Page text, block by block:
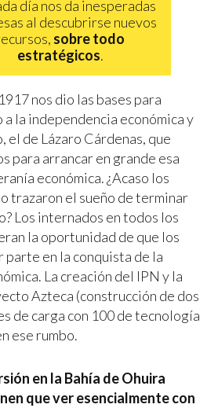
día nos da inesperadas
al descubrirse nuevos
sobre todo
estratégicos.
nos dio las bases para
a la independencia económica y
el de Lázaro Cárdenas, que
para arrancar en grande esa
económica. ¿Acaso los
trazaron el sueño de terminar
Los internados en todos los
la oportunidad de que los
en la conquista de la
La creación del IPN y la
Azteca (construcción de dos
de carga con 100 de tecnología
ese rumbo.
en la Bahía de Ohuira
que ver esencialmente con